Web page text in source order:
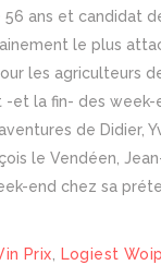
56 ans et candidat
le plus
les agriculteurs
et la fin- des week-
de Didier,
le Vendéen,
end chez sa
Prix Logiest